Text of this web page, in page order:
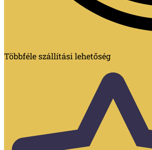
Többféle szállítási lehetőség